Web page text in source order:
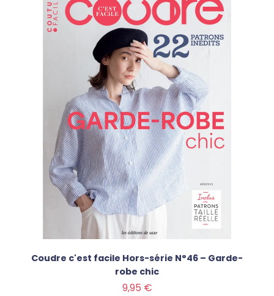
Coudre c'est facile Hors-série N°46 – Garde-
robe chic
9,95 €